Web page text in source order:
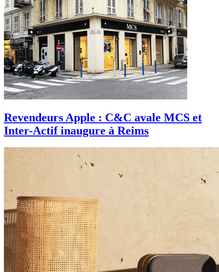
Revendeurs Apple : C&C avale MCS et
Inter-Actif inaugure à Reims